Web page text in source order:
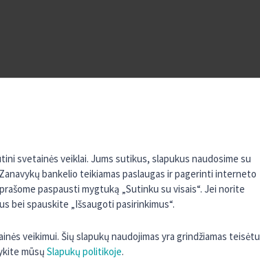
svetainės veiklai. Jums sutikus, slapukus naudosime su
bankelio teikiamas paslaugas ir pagerinti interneto
paspausti mygtuką „Sutinku su visais“. Jei norite
bei spauskite „Išsaugoti pasirinkimus“.
veikimui. Šių slapukų naudojimas yra grindžiamas teisėtu
mūsų Slapukų politikoje.